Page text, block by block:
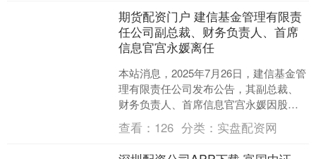
期货配资门户 建信基金管理有限责
任公司副总裁、财务负责人、首席
信息官宫永媛离任
本站消息，2025年7月26日，建信基金管
理有限责任公司发布公告，其副总裁、
财务负责人、首席信息官宫永媛因股东
另有工作安排辞职离任，离任日期2025
年7月24日....
查看： 126 分类： 实盘配资网